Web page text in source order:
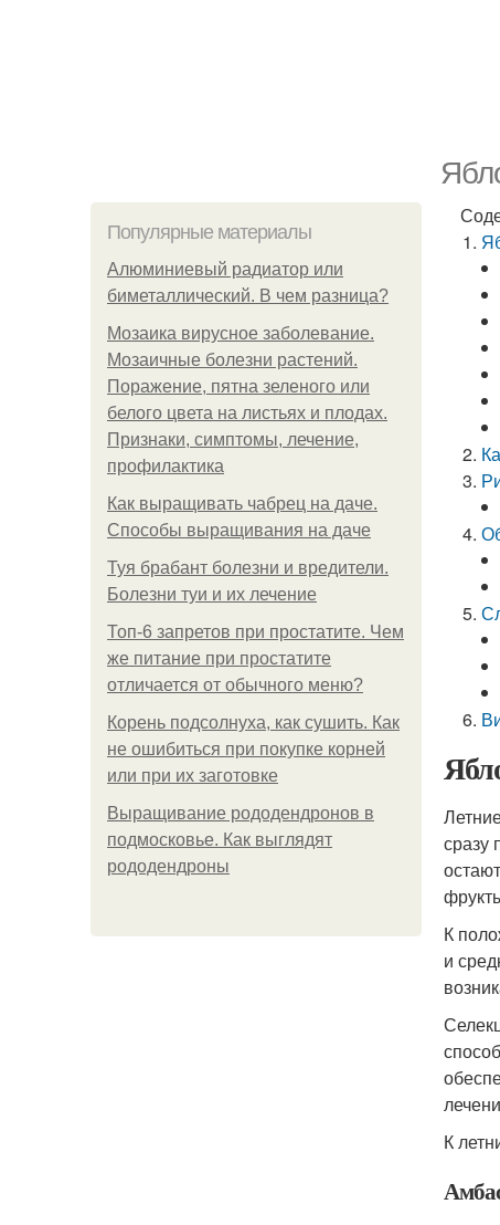
Популярные материалы
Алюминиевый радиатор или
биметаллический. В чем разница?
Мозаика вирусное заболевание.
Мозаичные болезни растений.
Поражение, пятна зеленого или
белого цвета на листьях и плодах.
Признаки, симптомы, лечение,
профилактика
Как выращивать чабрец на даче.
Способы выращивания на даче
Туя брабант болезни и вредители.
Болезни туи и их лечение
Топ-6 запретов при простатите. Чем
же питание при простатите
отличается от обычного меню?
Корень подсолнуха, как сушить. Как
не ошибиться при покупке корней
или при их заготовке
Выращивание рододендронов в
подмосковье. Как выглядят
рододендроны
сразу
К
и
К